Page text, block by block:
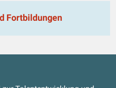
Fortbildungen